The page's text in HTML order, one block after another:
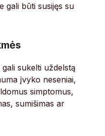
gali būti susijęs su
sukelti uždelstą
įvyko neseniai,
simptomus,
sumišimas ar